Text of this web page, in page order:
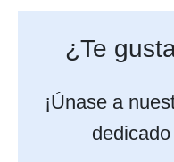
¿Te
¡Únase a